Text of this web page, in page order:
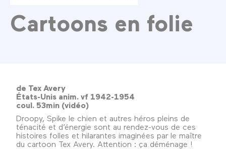
Cartoons en folie
de Tex Avery
États-Unis anim. vf 1942-1954
coul. 53min (vidéo)
Droopy, Spike le chien et autres héros pleins de
ténacité et d’énergie sont au rendez-vous de ces
histoires folles et hilarantes imaginées par le maître
du cartoon Tex Avery. Attention : ça déménage !